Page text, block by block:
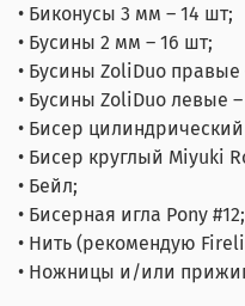
• Биконусы 3 мм – 14 шт;
• Бусины 2 мм – 16 шт;
• Бусины ZoliDuo правые
• Бусины ZoliDuo левые
• Бисер
• Бисер круглый Miyuki
• Бейл;
• Бисерная игла Pony #12;
• Нить (рекомендую
• Ножницы и/или